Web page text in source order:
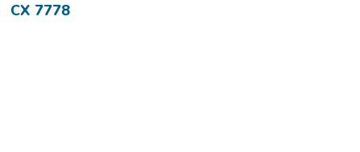
CX 7778